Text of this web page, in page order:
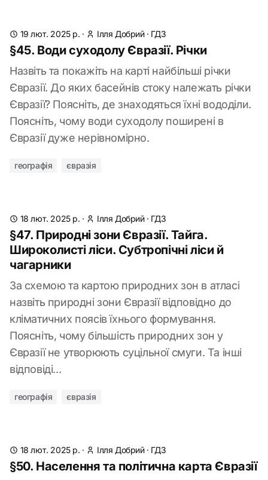
19 лют. 2025 р. · Ілля Добрий· ГДЗ
§45. Води суходолу Євразії. Річки
Назвіть та покажіть на карті найбільші річки
Євразії. До яких басейнів стоку належать річки
Євразії? Поясніть, де знаходяться їхні вододіли.
Поясніть, чому води суходолу поширені в
Євразії дуже нерівномірно.
географія євразія
18 лют. 2025 р. · Ілля Добрий· ГДЗ
§47. Природні зони Євразії. Тайга.
Широколисті ліси. Субтропічні ліси й
чагарники
За схемою та картою природних зон в атласі
назвіть природні зони Євразії відповідно до
кліматичних поясів їхнього формування.
Поясніть, чому більшість природних зон у
Євразії не утворюють суцільної смуги. Та інші
відповіді...
географія євразія
18 лют. 2025 р. · Ілля Добрий· ГДЗ
§50. Населення та політична карта Євразії